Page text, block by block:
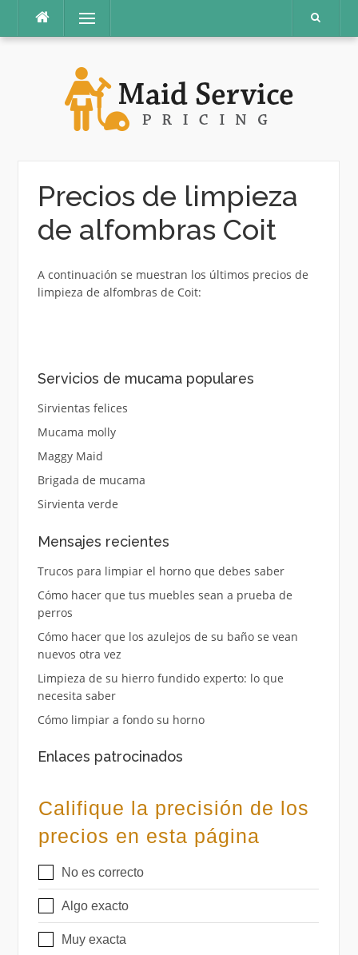
contenido
Menú
Precios de limpieza
de alfombras Coit
A continuación se muestran los últimos precios de
limpieza de alfombras de Coit:
Servicios de mucama populares
Sirvientas felices
Mucama molly
Maggy Maid
Brigada de mucama
Sirvienta verde
Mensajes recientes
Trucos para limpiar el horno que debes saber
Cómo hacer que tus muebles sean a prueba de
perros
Cómo hacer que los azulejos de su baño se vean
nuevos otra vez
Limpieza de su hierro fundido experto: lo que
necesita saber
Cómo limpiar a fondo su horno
Enlaces patrocinados
Califique la precisión de los
precios en esta página
No es correcto
Algo exacto
Muy exacta